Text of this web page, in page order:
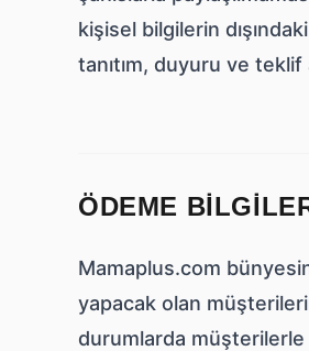
kişisel bilgilerin
tanıtım, duyuru ve teklif
ÖDEME
Mamaplus.com
yapacak olan
durumlarda müşterilerle